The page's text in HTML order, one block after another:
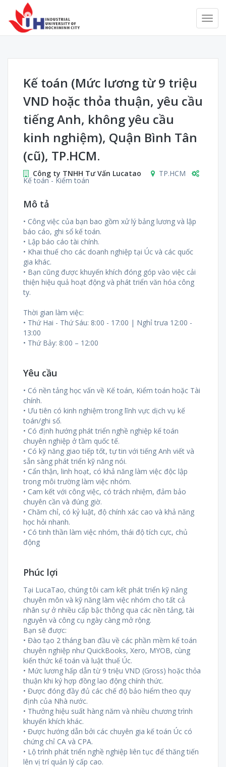
Kế toán (Mức lương từ 9 triệu
VND hoặc thỏa thuận, yêu cầu
tiếng Anh, không yêu cầu
kinh nghiệm), Quận Bình Tân
(cũ), TP.HCM.
Công ty TNHH Tư Vấn Lucatao TP.HCM
Kế toán - Kiểm toán
Mô tả
• Công việc của bạn bao gồm xử lý bảng lương và lập
báo cáo, ghi sổ kế toán.
• Lập báo cáo tài chính.
• Khai thuế cho các doanh nghiệp tại Úc và các quốc
gia khác.
• Bạn cũng được khuyến khích đóng góp vào việc cải
thiện hiệu quả hoạt động và phát triển văn hóa công
ty.
Thời gian làm việc:
• Thứ Hai - Thứ Sáu: 8:00 - 17:00 | Nghỉ trưa 12:00 -
13:00
• Thứ Bảy: 8:00 – 12:00
Yêu cầu
• Có nền tảng học vấn về Kế toán, Kiểm toán hoặc Tài
chính.
• Ưu tiên có kinh nghiệm trong lĩnh vực dịch vụ kế
toán/ghi sổ.
• Có định hướng phát triển nghề nghiệp kế toán
chuyên nghiệp ở tầm quốc tế.
• Có kỹ năng giao tiếp tốt, tự tin với tiếng Anh viết và
sẵn sàng phát triển kỹ năng nói.
• Cẩn thận, linh hoạt, có khả năng làm việc độc lập
trong môi trường làm việc nhóm.
• Cam kết với công việc, có trách nhiệm, đảm bảo
chuyên cần và đúng giờ.
• Chăm chỉ, có kỷ luật, độ chính xác cao và khả năng
học hỏi nhanh.
• Có tinh thần làm việc nhóm, thái độ tích cực, chủ
động
Phúc lợi
Tại LucaTao, chúng tôi cam kết phát triển kỹ năng
chuyên môn và kỹ năng làm việc nhóm cho tất cả
nhân sự ở nhiều cấp bậc thông qua các nền tảng, tài
nguyên và công cụ ngày càng mở rộng.
Bạn sẽ được:
• Đào tạo 2 tháng ban đầu về các phần mềm kế toán
chuyên nghiệp như QuickBooks, Xero, MYOB, cùng
kiến thức kế toán và luật thuế Úc.
• Mức lương hấp dẫn từ 9 triệu VND (Gross) hoặc thỏa
thuận khi ký hợp đồng lao động chính thức.
• Được đóng đầy đủ các chế độ bảo hiểm theo quy
định của Nhà nước.
• Thưởng hiệu suất hàng năm và nhiều chương trình
khuyến khích khác.
• Được hướng dẫn bởi các chuyên gia kế toán Úc có
chứng chỉ CA và CPA.
• Lộ trình phát triển nghề nghiệp liên tục để thăng tiến
lên vị trí quản lý cấp cao.